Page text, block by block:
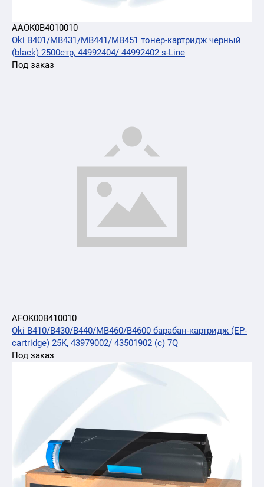
AAOK0B4010010
Oki B401/MB431/MB441/MB451 тонер-картридж черный
(black) 2500стр, 44992404/ 44992402 s-Line
Под заказ
AFOK00B410010
Oki B410/B430/B440/MB460/B4600 барабан-картридж (EP-
cartridge) 25K, 43979002/ 43501902 (c) 7Q
Под заказ